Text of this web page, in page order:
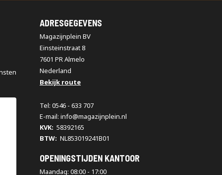
ADRESGEGEVENS
Magazijnplein BV
Einsteinstraat 8
7601 PR Almelo
Nederland
Bekijk route
Tel: 0546 - 633 707
E-mail: info@magazijnplein.nl
KVK: 58392165
BTW: NL853019241B01
OPENINGSTIJDEN KANTOOR
Maandag: 08:00 - 17:00